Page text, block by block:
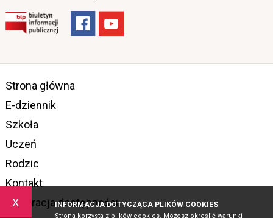
x INFORMACJA DOTYCZĄCA PLIKÓW COOKIES
Strona korzysta z plików cookies. Możesz określić warunki
Strona główna
E-dziennik
Szkoła
Uczeń
Rodzic
Kontakt
Deklaracja dostępności